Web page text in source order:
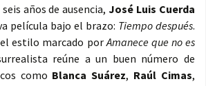
años de ausencia,José Luis Cuerda
película bajo el brazo: Tiempo después.
estilo marcado porAmanece que no es
reúne a un buen número de
como Blanca Suárez, Raúl Cimas,